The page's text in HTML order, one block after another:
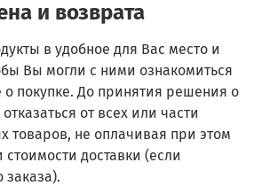
и возврата
в удобное для Вас место и
Вы могли с ними ознакомиться
покупке. До принятия решения о
от всех или части
товаров, не оплачивая при этом
доставки (если
заказа).